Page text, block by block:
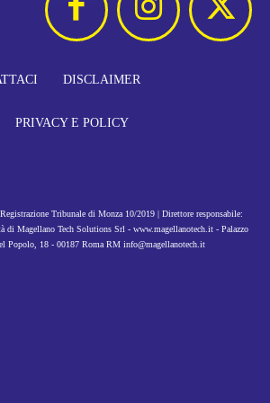
DISCLAIMER
PRIVACY E POLICY
Tribunale di Monza 10/2019 | Direttore responsabile:
di Magellano Tech Solutions Srl - www.magellanotech.it - Palazzo
Popolo, 18 - 00187 Roma RM info@magellanotech.it